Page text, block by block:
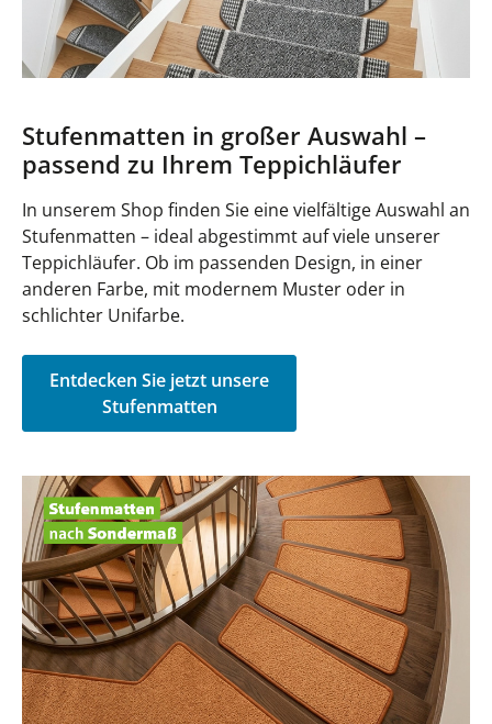
Stufenmatten in großer Auswahl –
passend zu Ihrem Teppichläufer
In unserem Shop finden Sie eine vielfältige Auswahl an
Stufenmatten – ideal abgestimmt auf viele unserer
Teppichläufer. Ob im passenden Design, in einer
anderen Farbe, mit modernem Muster oder in
schlichter Unifarbe.
Entdecken Sie jetzt unsere
Stufenmatten